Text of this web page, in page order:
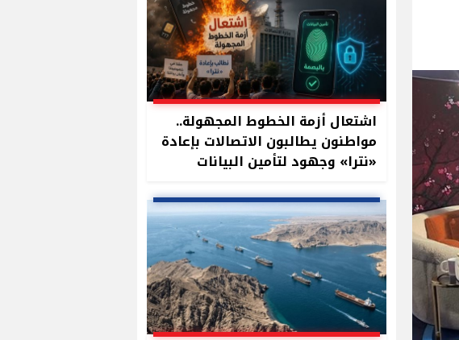
اشتعال أزمة الخطوط المجهولة..
مواطنون يطالبون الاتصالات بإعادة
«نترا» وجهود لتأمين البيانات